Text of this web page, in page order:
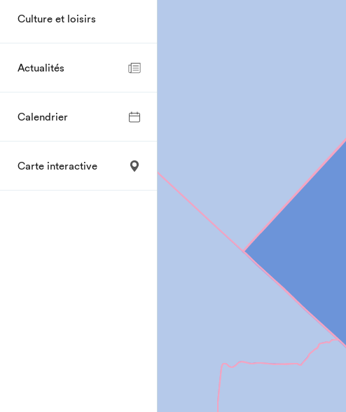
Culture et loisirs
Actualités
Calendrier
Carte interactive